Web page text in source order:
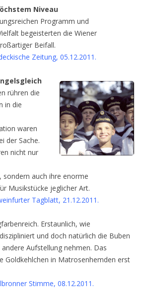
Niveau
Programm und
begeisterten die Wiener
Beifall.
Zeitung, 05.12.2011.
rühren die
in die
waren
der Sache.
nicht nur
sondern auch ihre enorme
Musikstücke jeglicher Art.
Tagblatt, 21.12.2011.
Erstaunlich, wie
und doch natürlich die Buben
Aufstellung nehmen. Das
Goldkehlchen in Matrosenhemden erst
Stimme, 08.12.2011.